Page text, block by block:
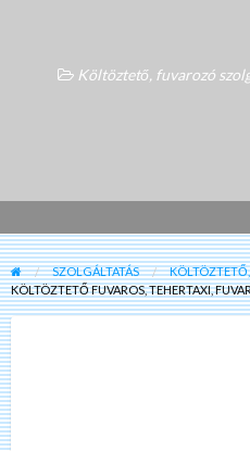
Költöztető, fuvarozó
SZOLGÁLTATÁS
KÖLTÖZTETŐ FUVAROS, TEHERTAXI,